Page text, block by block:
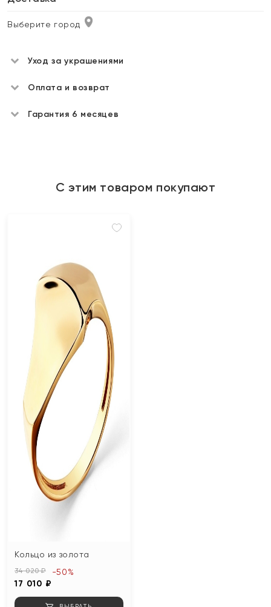
Выберите город
Уход за украшениями
Оплата и возврат
Гарантия 6 месяцев
С этим товаром покупают
Кольцо из золота
34 020 ₽
17 010 ₽
-50%